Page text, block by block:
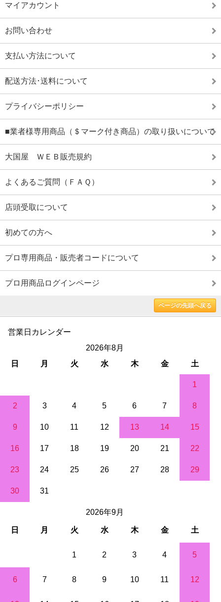
マイアカウント
お問い合わせ
支払い方法について
配送方法･送料について
プライバシーポリシー
■業者様専用商品（＄マーク付き商品）の取り扱いについて
大国屋 ＷＥＢ販売規約
よくあるご質問（ＦＡＱ）
店頭受取について
初めての方へ
プロ専用商品・販売者コードについて
プロ用商品ログインページ
ページの先頭へ戻る
営業日カレンダー
2026年8月
日
月 火 水 木 金 土
1
2 3 4 5 6 7 8
9 10 11 12 13 14 15
16 17 18 19 20 21 22
23 24 25 26 27 28 29
30 31
2026年9月
日 月 火 水 木 金 土
1 2 3 4 5
6 7 8 9 10 11 12